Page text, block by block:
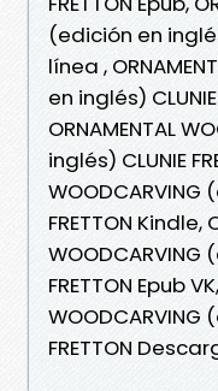
(edición en
línea ,
en inglés)
ORNAMENTAL
inglés) CLUNIE
WOODCARVING
FRETTON Kindle,
WOODCARVING
FRETTON Epub
WOODCARVING
FRETTON